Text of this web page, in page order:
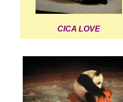
CICA LOVE